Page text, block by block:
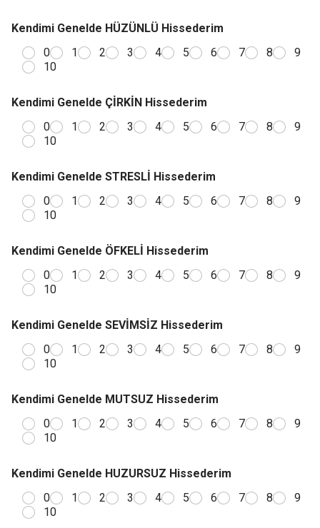
Kendimi Genelde HÜZÜNLÜ Hissederim
0
1 2 3 4 5 6 7 8
9
10
Kendimi Genelde ÇİRKİN Hissederim
0
1 2 3 4 5 6 7 8
9
10
Kendimi Genelde STRESLİ Hissederim
0
1 2 3 4 5 6 7 8
9
10
Kendimi Genelde ÖFKELİ Hissederim
0
1 2 3 4 5 6 7 8
9
10
Kendimi Genelde SEVİMSİZ Hissederim
0
1 2 3 4 5 6 7 8
9
10
Kendimi Genelde MUTSUZ Hissederim
0
1 2 3 4 5 6 7 8
9
10
Kendimi Genelde HUZURSUZ Hissederim
0
1 2 3 4 5 6 7 8
9
10